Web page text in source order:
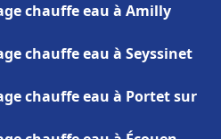
chauffe eau à Amilly
chauffe eau à Seyssinet
chauffe eau à Portet sur